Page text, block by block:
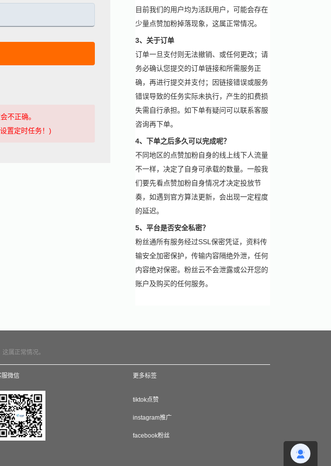
不正确。
置定时任务！)
目前我们的用户均为活跃用户，可能会存在
少量点赞加粉掉落现象，这属正常情况。
3、关于订单
订单一旦支付则无法撤销、或任何更改；请
务必确认您提交的订单链接和所需服务正
确，再进行提交并支付；因链接错误或服务
错误导致的任务实际未执行，产生的扣费损
失需自行承担。如下单有疑问可以联系客服
咨询再下单。
4、下单之后多久可以完成呢？
不同地区的点赞加粉自身的线上线下人流量
不一样，决定了自身可承载的数量。一般我
们要先看点赞加粉自身情况才决定投放节
奏，如遇到官方算法更新，会出现一定程度
的延迟。
5、平台是否安全私密？
粉丝通所有服务经过SSL保密凭证，资料传
输安全加密保护，传输内容隔绝外泄，任何
内容绝对保密。粉丝云不会泄露或公开您的
账户及购买的任何服务。
属正常情况。
服微信 更多标签
tiktok点赞
instagram推广
facebook粉丝